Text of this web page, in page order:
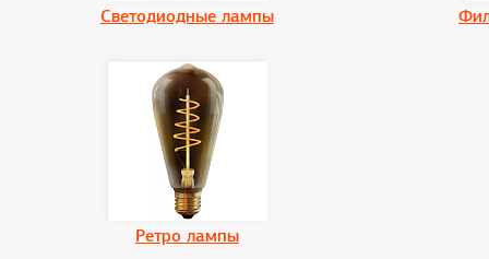
Светодиодные лампы
Ретро лампы